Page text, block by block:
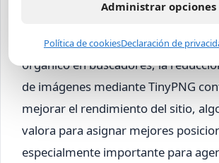
web profesional.
Para proyectos que buscan
orgánico en buscadores, la
de imágenes mediante TinyPNG
mejorar el rendimiento del sitio,
valora para asignar mejores
especialmente importante para
Administrar opciones
Política de cookiesDeclaración de